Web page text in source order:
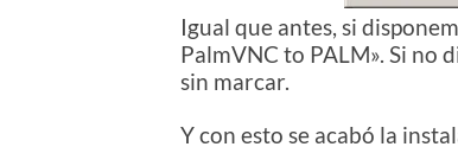
Igual que antes, si
PalmVNC to PALM». Si no
sin marcar.
Y con esto se acabó la